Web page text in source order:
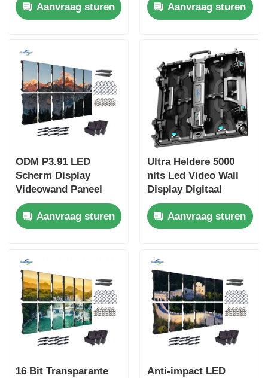
voor binnen- en
buitengebruik
Aanvraag sturen
Aanvraag sturen
ODM P3.91 LED
Scherm Display
Videowand Paneel
Voor Kerken
Achtergrond 800W
Aanvraag sturen
Ultra Heldere 5000
nits Led Video Wall
Display Digitaal
Scherm P2.9 P3.9
Voor Winkelcentrum
Aanvraag sturen
16 Bit Transparante
Anti-impact LED